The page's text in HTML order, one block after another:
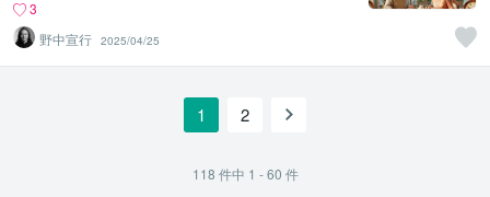
3
野中宣行 2025/04/25
1 2
118 件中 1 - 60 件